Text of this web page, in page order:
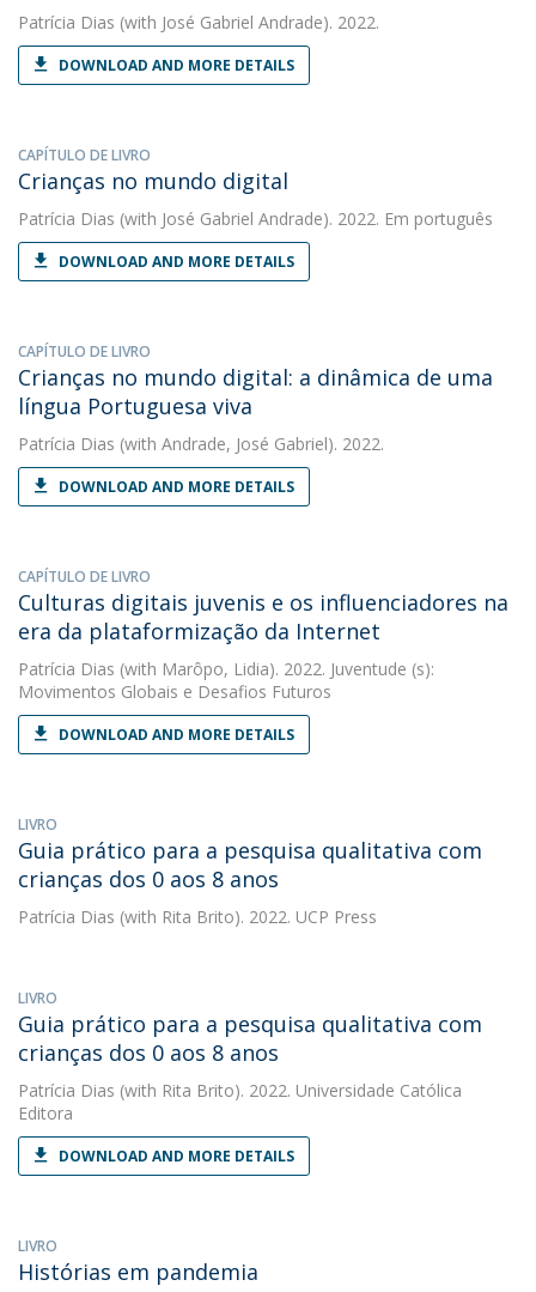
Patrícia Dias (with José Gabriel Andrade). 2022.
DOWNLOAD AND MORE DETAILS
CAPÍTULO DE LIVRO
Crianças no mundo digital
Patrícia Dias (with José Gabriel Andrade). 2022. Em português
DOWNLOAD AND MORE DETAILS
CAPÍTULO DE LIVRO
Crianças no mundo digital: a dinâmica de uma
língua Portuguesa viva
Patrícia Dias (with Andrade, José Gabriel). 2022.
DOWNLOAD AND MORE DETAILS
CAPÍTULO DE LIVRO
Culturas digitais juvenis e os influenciadores na
era da plataformização da Internet
Patrícia Dias (with Marôpo, Lidia). 2022. Juventude (s):
Movimentos Globais e Desafios Futuros
DOWNLOAD AND MORE DETAILS
LIVRO
Guia prático para a pesquisa qualitativa com
crianças dos 0 aos 8 anos
Patrícia Dias (with Rita Brito). 2022. UCP Press
LIVRO
Guia prático para a pesquisa qualitativa com
crianças dos 0 aos 8 anos
Patrícia Dias (with Rita Brito). 2022. Universidade Católica
Editora
DOWNLOAD AND MORE DETAILS
LIVRO
Histórias em pandemia